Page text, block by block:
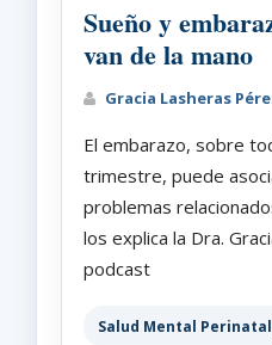
Sueño y
van de la mano
Gracia Lasheras
El embarazo, sobre
trimestre, puede
problemas
los explica la Dra.
podcast
Salud Mental